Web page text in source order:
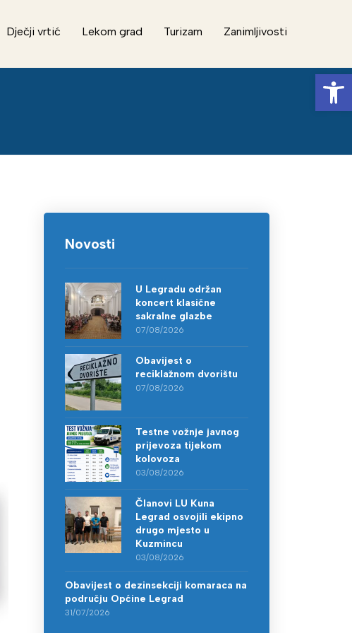
Dječji vrtić Lekom grad Turizam
Zanimljivosti
Novosti
U Legradu održan
koncert klasične
sakralne glazbe
07/08/2026
Obavijest o
reciklažnom dvorištu
07/08/2026
Testne vožnje javnog
prijevoza tijekom
kolovoza
03/08/2026
Članovi LU Kuna
Legrad osvojili ekipno
drugo mjesto u
Kuzmincu
03/08/2026
Obavijest o dezinsekciji komaraca na
području Općine Legrad
31/07/2026